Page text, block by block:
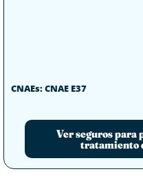
CNAEs: CNAE E37
Ver seguros para
tratamiento